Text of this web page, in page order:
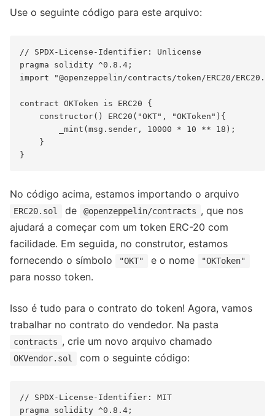
Use o seguinte código para este arquivo:
// SPDX-License-Identifier: Unlicense
pragma solidity ^0.8.4;
import "@openzeppelin/contracts/token/ERC20/
contract OKToken is ERC20 {
    constructor() ERC20("OKT", "OKToken"){
        _mint(msg.sender, 10000 * 10 ** 18);
    }
No código acima, estamos importando o arquivo
ERC20.sol de @openzeppelin/contracts , que nos
ajudará a começar com um token ERC-20 com
facilidade. Em seguida, no construtor, estamos
fornecendo o símbolo
"OKT" e o nome "OKToken"
para nosso token.
Isso é tudo para o contrato do token! Agora, vamos
trabalhar no contrato do vendedor. Na pasta
contracts , crie um novo arquivo chamado
OKVendor.sol com o seguinte código:
// SPDX-License-Identifier: MIT
pragma solidity ^0.8.4;